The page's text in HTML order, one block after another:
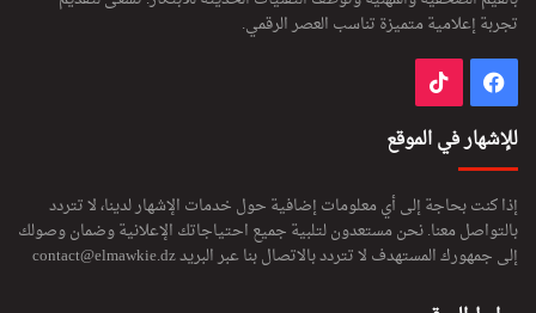
تجربة إعلامية متميزة تناسب العصر الرقمي.
فيسبوك
للإشهار في الموقع
إذا كنت بحاجة إلى أي معلومات إضافية حول خدمات الإشهار لدينا، لا تتردد
بالتواصل معنا. نحن مستعدون لتلبية جميع احتياجاتك الإعلانية وضمان وصولك
إلى جمهورك المستهدف لا تتردد بالاتصال بنا عبر البريدcontact@elmawkie.dz